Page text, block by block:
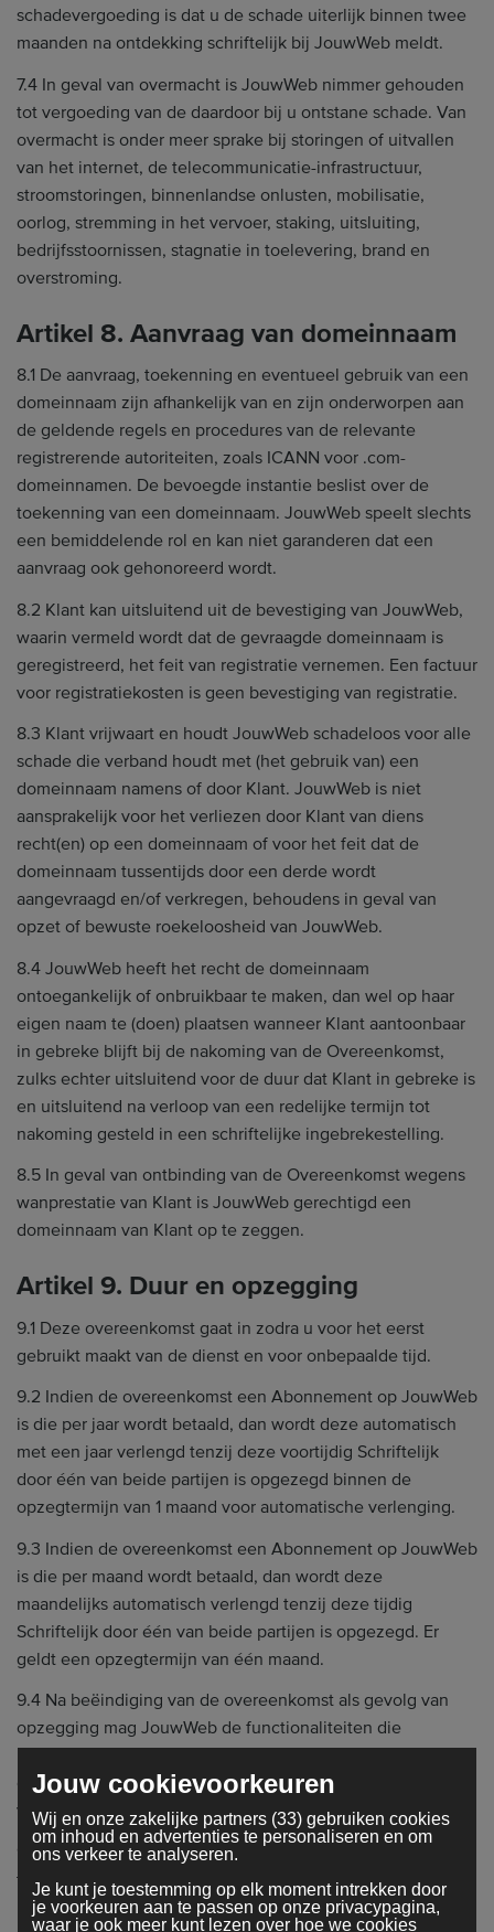
schadevergoeding is dat u de schade uiterlijk binnen twee
maanden na ontdekking schriftelijk bij JouwWeb meldt.
7.4 In geval van overmacht is JouwWeb nimmer gehouden
tot vergoeding van de daardoor bij u ontstane schade. Van
overmacht is onder meer sprake bij storingen of uitvallen
van het internet, de telecommunicatie-infrastructuur,
stroomstoringen, binnenlandse onlusten, mobilisatie,
oorlog, stremming in het vervoer, staking, uitsluiting,
bedrijfsstoornissen, stagnatie in toelevering, brand en
overstroming.
Artikel 8. Aanvraag van domeinnaam
8.1 De aanvraag, toekenning en eventueel gebruik van een
domeinnaam zijn afhankelijk van en zijn onderworpen aan
de geldende regels en procedures van de relevante
registrerende autoriteiten, zoals ICANN voor .com-
domeinnamen. De bevoegde instantie beslist over de
toekenning van een domeinnaam. JouwWeb speelt slechts
een bemiddelende rol en kan niet garanderen dat een
aanvraag ook gehonoreerd wordt.
8.2 Klant kan uitsluitend uit de bevestiging van JouwWeb,
waarin vermeld wordt dat de gevraagde domeinnaam is
geregistreerd, het feit van registratie vernemen. Een factuur
voor registratiekosten is geen bevestiging van registratie.
8.3 Klant vrijwaart en houdt JouwWeb schadeloos voor alle
schade die verband houdt met (het gebruik van) een
domeinnaam namens of door Klant. JouwWeb is niet
aansprakelijk voor het verliezen door Klant van diens
recht(en) op een domeinnaam of voor het feit dat de
domeinnaam tussentijds door een derde wordt
aangevraagd en/of verkregen, behoudens in geval van
opzet of bewuste roekeloosheid van JouwWeb.
8.4 JouwWeb heeft het recht de domeinnaam
ontoegankelijk of onbruikbaar te maken, dan wel op haar
eigen naam te (doen) plaatsen wanneer Klant aantoonbaar
in gebreke blijft bij de nakoming van de Overeenkomst,
zulks echter uitsluitend voor de duur dat Klant in gebreke is
en uitsluitend na verloop van een redelijke termijn tot
nakoming gesteld in een schriftelijke ingebrekestelling.
8.5 In geval van ontbinding van de Overeenkomst wegens
wanprestatie van Klant is JouwWeb gerechtigd een
domeinnaam van Klant op te zeggen.
Artikel 9. Duur en opzegging
9.1 Deze overeenkomst gaat in zodra u voor het eerst
gebruikt maakt van de dienst en voor onbepaalde tijd.
9.2 Indien de overeenkomst een Abonnement op JouwWeb
is die per jaar wordt betaald, dan wordt deze automatisch
met een jaar verlengd tenzij deze voortijdig Schriftelijk
door één van beide partijen is opgezegd binnen de
opzegtermijn van 1 maand voor automatische verlenging.
9.3 Indien de overeenkomst een Abonnement op JouwWeb
is die per maand wordt betaald, dan wordt deze
maandelijks automatisch verlengd tenzij deze tijdig
Schriftelijk door één van beide partijen is opgezegd. Er
geldt een opzegtermijn van één maand.
9.4 Na beëindiging van de overeenkomst als gevolg van
opzegging mag JouwWeb de functionaliteiten die
opheffen. Klant kan desgewenst wel gebruik blijven maken
van de gratis diensten van JouwWeb.
9.5 Consumenten hebben het recht om zich terug te
trekken uit hun abonnementsovereenkomst indien dit
binnen 14 dagen na aankoop per e-mail wordt aangevraagd,
Jouw cookievoorkeuren
Wij en onze zakelijke partners (33) gebruiken cookies
om inhoud en advertenties te personaliseren en om
ons verkeer te analyseren.
Je kunt je toestemming op elk moment intrekken door
je voorkeuren aan te passen op onze privacypagina,
waar je ook meer kunt lezen over hoe we cookies